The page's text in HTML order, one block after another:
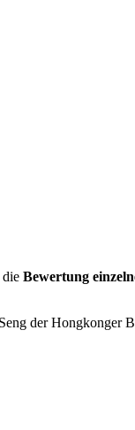
die Bewertung
der Hongkonger